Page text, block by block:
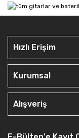
Hızlı Erişim
Kurumsal
Alışveriş